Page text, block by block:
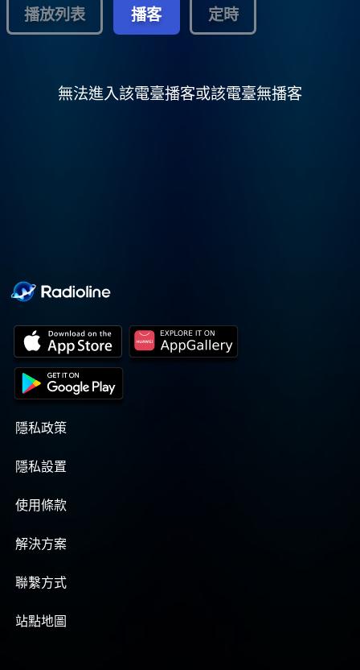
播放列表 播客 定時
無法進入該電臺播客或該電臺無播客
隱私政策
隱私設置
使用條款
解決方案
聯繫方式
站點地圖